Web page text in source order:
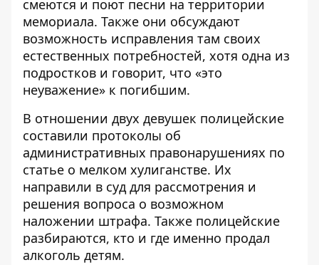
смеются и поют песни на территории
мемориала. Также они обсуждают
возможность исправления там своих
естественных потребностей, хотя одна из
подростков и говорит, что «это
неуважение» к погибшим.
В отношении двух девушек полицейские
составили протоколы об
административных правонарушениях по
статье о мелком хулиганстве. Их
направили в суд для рассмотрения и
решения вопроса о возможном
наложении штрафа. Также полицейские
разбираются, кто и где именно продал
алкоголь детям.